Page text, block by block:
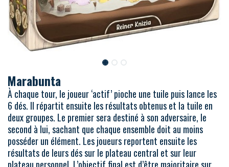
Marabunta
À chaque tour, le joueur ‘actif’ pioche une tuile puis lance les
6 dés. Il répartit ensuite les résultats obtenus et la tuile en
deux groupes. Le premier sera destiné à son adversaire, le
second à lui, sachant que chaque ensemble doit au moins
posséder un élément. Les joueurs reportent ensuite les
résultats de leurs dés sur le plateau central et sur leur